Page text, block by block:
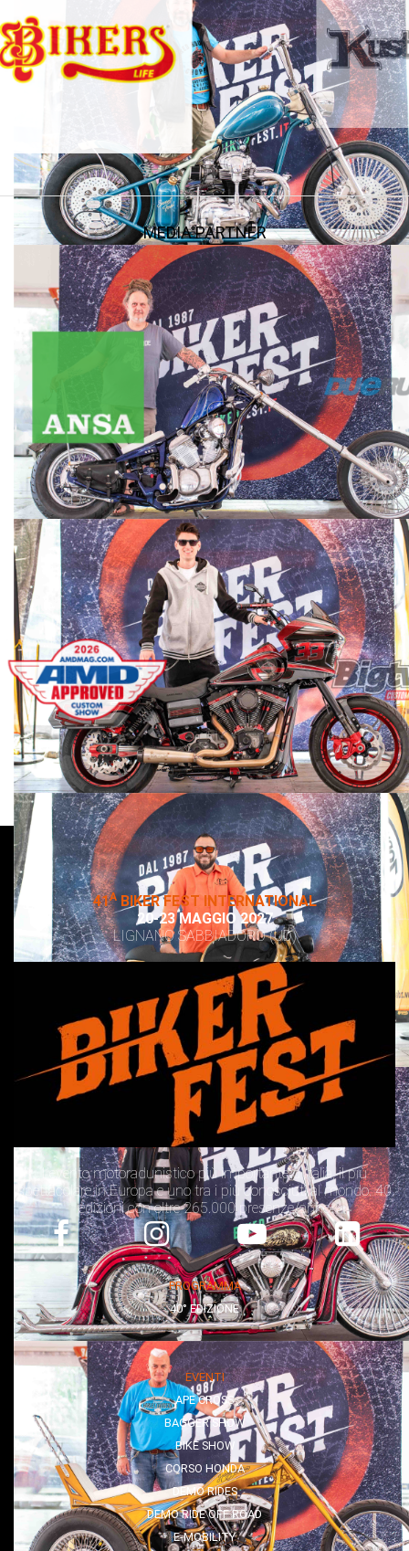
MEDIA PARTNER
41ABIKER FEST INTERNATIONAL
20-23 MAGGIO 2027
LIGNANO SABBIADORO (UD)
L’evento motoradunistico più importante d’Italia, il più
spettacolare in Europa e uno tra i più conosciuti al mondo. 40
edizioni con oltre 265.000 presenze/anno
PROGRAMMA
40° EDIZIONE
EVENTI
APE CROSS
BAGGER SHOW
BIKE SHOW
CORSO HONDA
DEMO RIDES
DEMO RIDE OFF ROAD
E-MOBILITY